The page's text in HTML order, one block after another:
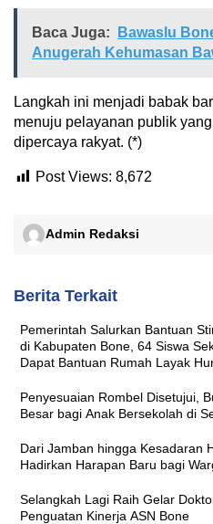
Baca Juga:
Bawaslu
Anugerah Kehumasan
Langkah ini menjadi babak
menuju pelayanan publik
dipercaya rakyat. (*)
Post Views: 8,672
Admin Redaksi
Berita Terkait
Pemerintah Salurkan Bantuan
di Kabupaten Bone, 64 Siswa
Dapat Bantuan Rumah Layak
Penyesuaian Rombel Disetujui,
Besar bagi Anak Bersekolah di
Dari Jamban hingga Kesadaran
Hadirkan Harapan Baru bagi
Selangkah Lagi Raih Gelar
Penguatan Kinerja ASN Bone